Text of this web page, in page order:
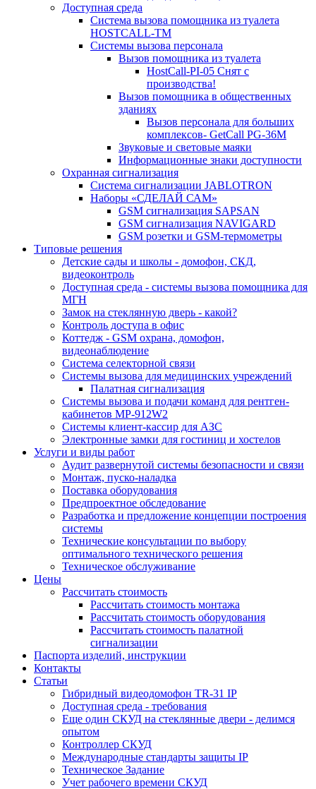
Доступная среда
Система вызова помощника из туалета
HOSTCALL-TM
Системы вызова персонала
Вызов помощника из туалета
HostCall-PI-05 Снят с
производства!
Вызов помощника в общественных
зданиях
Вызов персонала для больших
комплексов- GetCall PG-36M
Звуковые и световые маяки
Информационные знаки доступности
Охранная сигнализация
Система сигнализации JABLOTRON
Наборы «СДЕЛАЙ САМ»
GSM сигнализация SAPSAN
GSM сигнализация NAVIGARD
GSM розетки и GSM-термометры
Типовые решения
Детские сады и школы - домофон, СКД,
видеоконтроль
Доступная среда - системы вызова помощника для
МГН
Замок на стеклянную дверь - какой?
Контроль доступа в офис
Коттедж - GSM охрана, домофон,
видеонаблюдение
Система селекторной связи
Системы вызова для медицинских учреждений
Палатная сигнализация
Системы вызова и подачи команд для рентген-
кабинетов MP-912W2
Системы клиент-кассир для АЗС
Электронные замки для гостиниц и хостелов
Услуги и виды работ
Аудит развернутой системы безопасности и связи
Монтаж, пуско-наладка
Поставка оборудования
Предпроектное обследование
Разработка и предложение концепции построения
системы
Технические консультации по выбору
оптимального технического решения
Техническое обслуживание
Цены
Рассчитать стоимость
Рассчитать стоимость монтажа
Рассчитать стоимость оборудования
Рассчитать стоимость палатной
сигнализации
Паспорта изделий, инструкции
Контакты
Статьи
Гибридный видеодомофон TR-31 IP
Доступная среда - требования
Еще один СКУД на стеклянные двери - делимся
опытом
Контроллер СКУД
Международные стандарты защиты IP
Техническое Задание
Учет рабочего времени СКУД